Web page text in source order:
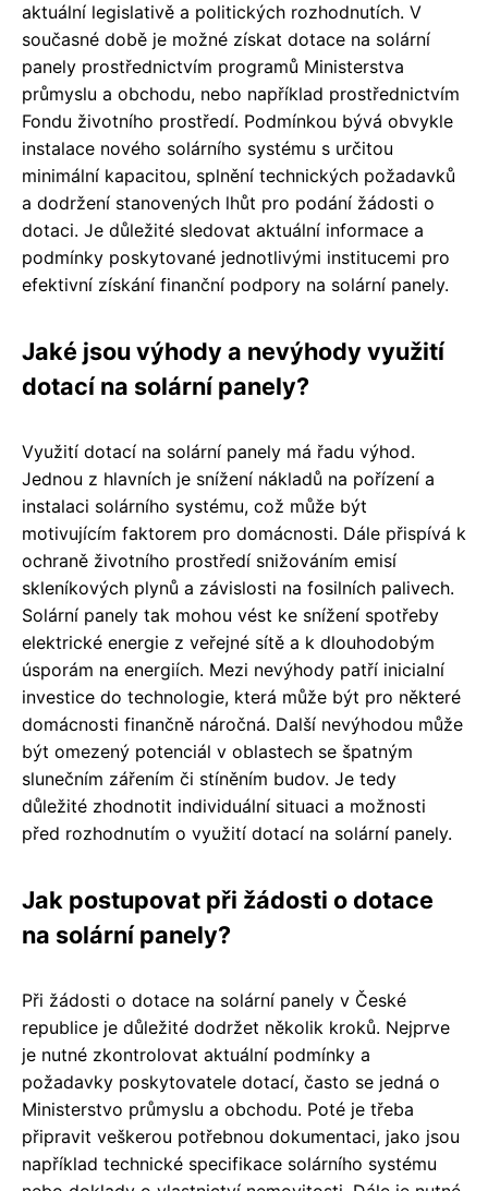
aktuální legislativě a politických rozhodnutích. V
současné době je možné získat dotace na solární
panely prostřednictvím programů Ministerstva
průmyslu a obchodu, nebo například prostřednictvím
Fondu životního prostředí. Podmínkou bývá obvykle
instalace nového solárního systému s určitou
minimální kapacitou, splnění technických požadavků
a dodržení stanovených lhůt pro podání žádosti o
dotaci. Je důležité sledovat aktuální informace a
podmínky poskytované jednotlivými institucemi pro
efektivní získání finanční podpory na solární panely.
Jaké jsou výhody a nevýhody využití
dotací na solární panely?
Využití dotací na solární panely má řadu výhod.
Jednou z hlavních je snížení nákladů na pořízení a
instalaci solárního systému, což může být
motivujícím faktorem pro domácnosti. Dále přispívá k
ochraně životního prostředí snižováním emisí
skleníkových plynů a závislosti na fosilních palivech.
Solární panely tak mohou vést ke snížení spotřeby
elektrické energie z veřejné sítě a k dlouhodobým
úsporám na energiích. Mezi nevýhody patří inicialní
investice do technologie, která může být pro některé
domácnosti finančně náročná. Další nevýhodou může
být omezený potenciál v oblastech se špatným
slunečním zářením či stíněním budov. Je tedy
důležité zhodnotit individuální situaci a možnosti
před rozhodnutím o využití dotací na solární panely.
Jak postupovat při žádosti o dotace
na solární panely?
Při žádosti o dotace na solární panely v České
republice je důležité dodržet několik kroků. Nejprve
je nutné zkontrolovat aktuální podmínky a
požadavky poskytovatele dotací, často se jedná o
Ministerstvo průmyslu a obchodu. Poté je třeba
připravit veškerou potřebnou dokumentaci, jako jsou
například technické specifikace solárního systému